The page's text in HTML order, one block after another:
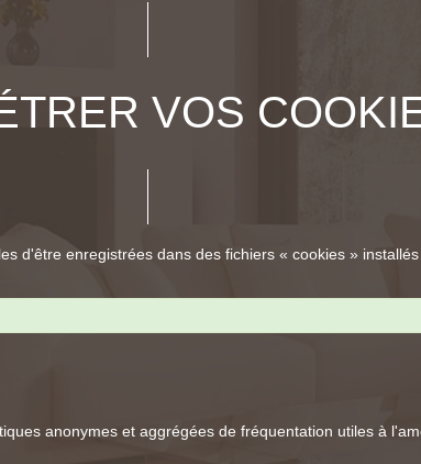
VOS
d'être enregistrées dans des fichiers « cookies »
anonymes et aggrégées de fréquentation utiles à